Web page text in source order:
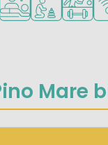
Mare